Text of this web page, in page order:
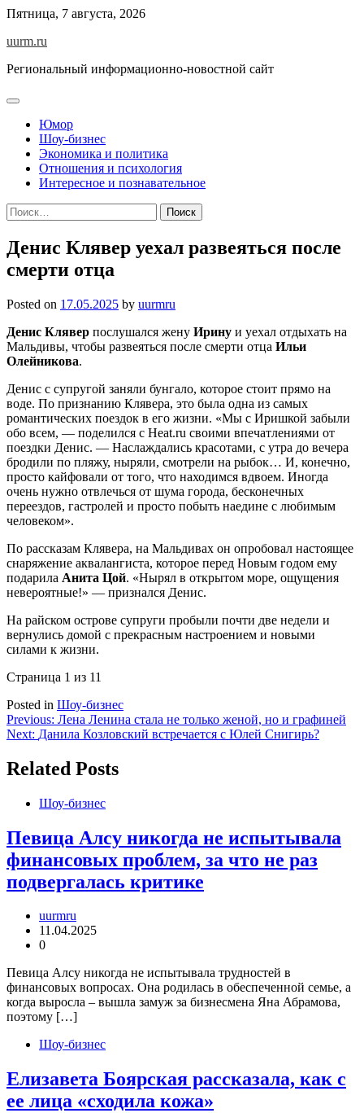
Skip
content
Пятница, 7 августа, 2026
uurm.ru
Региональный информационно-новостной сайт
Юмор
Шоу-бизнес
Экономика и политика
Отношения и психология
Интересное и познавательное
Найти:
Денис Клявер уехал развеяться после
смерти отца
Posted on 17.05.2025 by uurmru
Денис Клявер послушался жену Ирину и уехал отдыхать на
Мальдивы, чтобы развеяться после смерти отца Ильи
Олейникова.
Денис с супругой заняли бунгало, которое стоит прямо на
воде. По признанию Клявера, это была одна из самых
романтических поездок в его жизни. «Мы с Иришкой забыли
обо всем, — поделился с Heat.ru своими впечатлениями от
поездки Денис. — Наслаждались красотами, с утра до вечера
бродили по пляжу, ныряли, смотрели на рыбок… И, конечно,
просто кайфовали от того, что находимся вдвоем. Иногда
очень нужно отвлечься от шума города, бесконечных
переездов, гастролей и просто побыть наедине с любимым
человеком».
По рассказам Клявера, на Мальдивах он опробовал настоящее
снаряжение аквалангиста, которое перед Новым годом ему
подарила Анита Цой. «Нырял в открытом море, ощущения
невероятные!» — признался Денис.
На райском острове супруги пробыли почти две недели и
вернулись домой с прекрасным настроением и новыми
силами к жизни.
Страница 1 из 11
Posted in Шоу-бизнес
Навигация
по
записям
Previous: Лена Ленина стала не только женой, но и графиней
Next: Данила Козловский встречается с Юлей Снигирь?
Related Posts
Шоу-бизнес
Певица Алсу никогда не испытывала
финансовых проблем, за что не раз
подвергалась критике
uurmru
11.04.2025
0
Певица Алсу никогда не испытывала трудностей в
финансовых вопросах. Она родилась в обеспеченной семье, а
когда выросла – вышла замуж за бизнесмена Яна Абрамова,
поэтому […]
Шоу-бизнес
Елизавета Боярская рассказала, как с
ее лица «сходила кожа»